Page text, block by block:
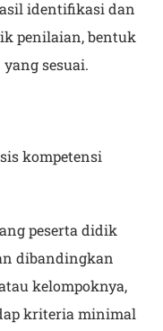
identifikasi dan
penilaian, bentuk
sesuai.
kompetensi
peserta didik
dibandingkan
kelompoknya,
kriteria minimal